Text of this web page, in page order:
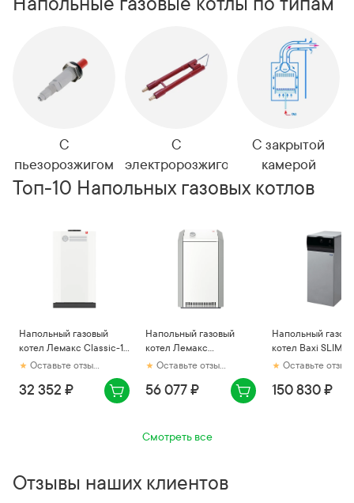
С
пьезорозжигом
С
электророзжигом
С закрытой
камерой
Топ-10 Напольных газовых котлов
Напольный газовый
котел Лемакс Classic-10
(138173)
Оставьте отзыв первым
32 352 ₽
Напольный газовый
котел Лемакс
Премиум-20 (010309)
Оставьте отзыв первым
56 077 ₽
Напольный
котел Baxi SLIM
4EОставьте отзыв первым
150 830 ₽
Смотреть все
Отзывы наших клиентов